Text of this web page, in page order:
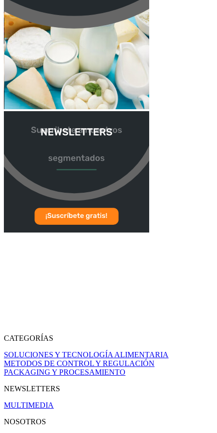
CATEGORÍAS
SOLUCIONES Y TECNOLOGÍA ALIMENTARIA
METODOS DE CONTROL Y REGULACIÓN
PACKAGING Y PROCESAMIENTO
NEWSLETTERS
MULTIMEDIA
NOSOTROS